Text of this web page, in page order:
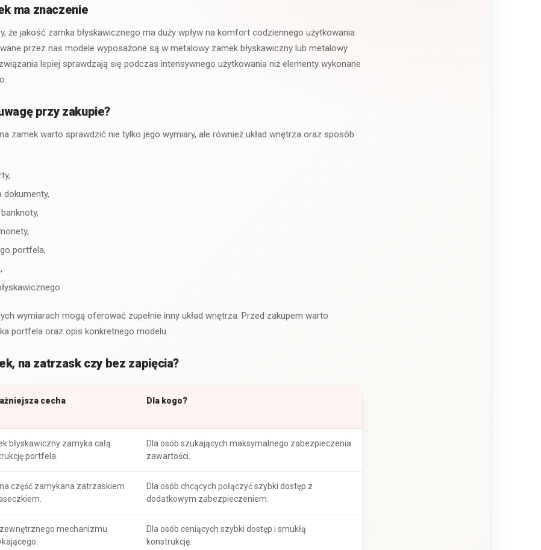
ma znaczenie
że jakość zamka błyskawicznego ma duży wpływ na komfort codziennego użytkowania
przez nas modele wyposażone są w metalowy zamek błyskawiczny lub metalowy
lepiej sprawdzają się podczas intensywnego użytkowania niż elementy wykonane
przy zakupie?
zamek warto sprawdzić nie tylko jego wymiary, ale również układ wnętrza oraz sposób
dokumenty,
portfela,
wymiarach mogą oferować zupełnie inny układ wnętrza. Przed zakupem warto
portfela oraz opis konkretnego modelu.
na zatrzask czy bez zapięcia?
cecha Dla kogo?
błyskawiczny zamyka całą
portfela.
Dla osób szukających maksymalnego zabezpieczenia
zawartości.
część zamykana zatrzaskiem
Dla osób chcących połączyć szybki dostęp z
dodatkowym zabezpieczeniem.
mechanizmu
Dla osób ceniących szybki dostęp i smukłą
konstrukcję.